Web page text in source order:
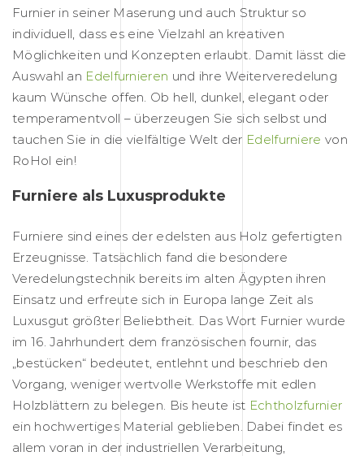
Furnier in seiner Maserung und auch Struktur so
individuell, dass es eine Vielzahl an kreativen
Möglichkeiten und Konzepten erlaubt. Damit lässt die
Auswahl an Edelfurnieren und ihre Weiterveredelung
kaum Wünsche offen. Ob hell, dunkel, elegant oder
temperamentvoll – überzeugen Sie sich selbst und
tauchen Sie in die vielfältige Welt der Edelfurniere von
RoHol ein!
Furniere als Luxusprodukte
Furniere sind eines der edelsten aus Holz gefertigten
Erzeugnisse. Tatsächlich fand die besondere
Veredelungstechnik bereits im alten Ägypten ihren
Einsatz und erfreute sich in Europa lange Zeit als
Luxusgut größter Beliebtheit. Das Wort Furnier wurde
im 16. Jahrhundert dem französischen fournir, das
„bestücken“ bedeutet, entlehnt und beschrieb den
Vorgang, weniger wertvolle Werkstoffe mit edlen
Holzblättern zu belegen. Bis heute ist Echtholzfurnier
ein hochwertiges Material geblieben. Dabei findet es
allem voran in der industriellen Verarbeitung,